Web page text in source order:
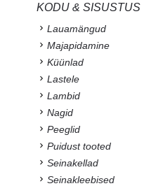
KODU & SISUSTUS
Lauamängud
Majapidamine
Küünlad
Lastele
Lambid
Nagid
Peeglid
Puidust tooted
Seinakellad
Seinakleebised